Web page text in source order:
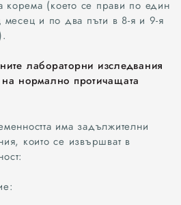
корема (което се прави по един
месец и по два пъти в 8-я и 9-я
лабораторни изследвания
нормално протичащата
има задължителни
които се извършват в